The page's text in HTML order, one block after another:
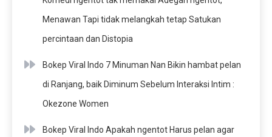
Menawan Tapi tidak melangkah tetap Satukan
percintaan dan Distopia
Bokep Viral Indo 7 Minuman Nan Bikin hambat pelan
di Ranjang, baik Diminum Sebelum Interaksi Intim :
Okezone Women
Bokep Viral Indo Apakah ngentot Harus pelan agar